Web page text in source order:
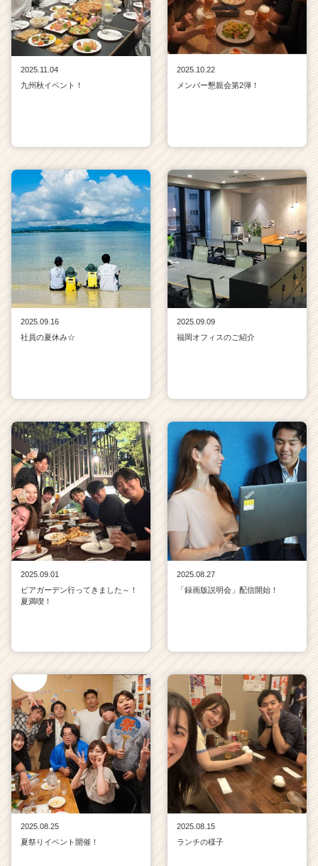
2025.11.04
九州秋イベント！
2025.10.22
メンバー懇親会第2弾！
2025.09.16
社員の夏休み☆
2025.09.09
福岡オフィスのご紹介
2025.09.01
ビアガーデン行ってきました～！
夏満喫！
2025.08.27
「録画版説明会」配信開始！
2025.08.25
夏祭りイベント開催！
2025.08.15
ランチの様子